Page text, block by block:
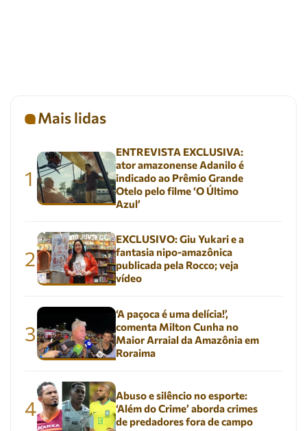
Mais lidas
1
ENTREVISTA EXCLUSIVA:
ator amazonense Adanilo é
indicado ao Prêmio Grande
Otelo pelo filme ‘O Último
Azul’
2
EXCLUSIVO: Giu Yukari e a
fantasia nipo-amazônica
publicada pela Rocco; veja
vídeo
3
‘A paçoca é uma delícia!’,
comenta Milton Cunha no
Maior Arraial da Amazônia em
Roraima
4
Abuso e silêncio no esporte:
‘Além do Crime’ aborda crimes
de predadores fora de campo